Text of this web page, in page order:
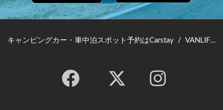
キャンピングカー・車中泊スポット予約はCarstay / VANLIFE JAPAN TOP